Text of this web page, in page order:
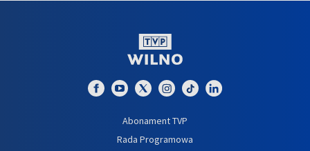
Abonament TVP
Rada Programowa